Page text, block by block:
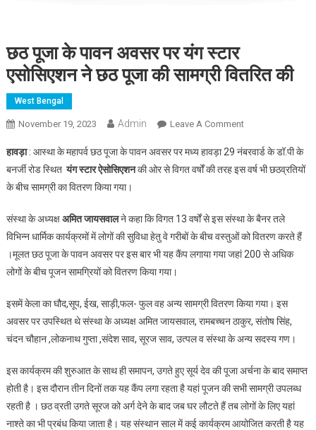
छठ पूजा के पावन अवसर पर यंग स्टार
एसोसिएशन ने छठ पूजा की सामग्री वितरित की
West Bengal
November 19, 2023 Admin Leave A CommentOn
पूजा
के
पर
यंग
स्टार
छठ
पूजा
की
वितरित
की
हावड़ा: आस्था के महापर्व छठ पूजा के पावन अवसर पर मध्य हावड़ा 29 नंबरवार्ड के डॉ.पी के
बनर्जी रोड स्थितयंग स्टार ऐसोसिएशनकी ओर से विगत वर्षों की तरह इस वर्ष भी छठव्रतियों
के बीच सामग्री का वितरण किया गया।
संस्था के अध्यक्षअमित जायसवालने कहा कि विगत 13 वर्षों से इस संस्था के बैनर तले
विभिन्न धार्मिक कार्यक्रमों में लोगों की सुविधा हेतु वे गरीबों के बीच वस्तुओं को वितरण करते हैं
।मूलत छठ पूजा के पावन अवसर पर इस बार भी यह कैंप लगाया गया जहां 200 से अधिक
लोगों के बीच पूजन सामग्रियों को वितरण किया गया।
इसमें केला का घौद,सूप, ईख, साड़ी,फल- फुल वह अन्य सामग्री वितरण किया गया। इस
अवसर पर उपस्थित थे संस्था के अध्यक्ष अमित जायसवाल, रामबच्चन ठाकुर, संतोष सिंह,
चंदन चौहान ,लोकनाथ गुप्ता ,संदेश साव, सूरज साव, उत्पल व संस्था के अन्य सदस्य गण।
इस कार्यक्रम की शुरुआत के साथ ही समापन, उगते हुए सूर्य देव की पूजा अर्चना के बाद समाप्त
होती है। इस दौरान तीन दिनों तक यह कैंप लगा रहता है यहां पूजन की सभी सामग्री उपलब्ध
रहती है । छठ व्रती उगते सूरज को अर्ग देने के बाद जब घर लौटते हैं तब लोगों के लिए यहां
नाश्ते का भी प्रबंध किया जाता है। यह संस्थान साल में कई कार्यक्रम आयोजित करती है यह